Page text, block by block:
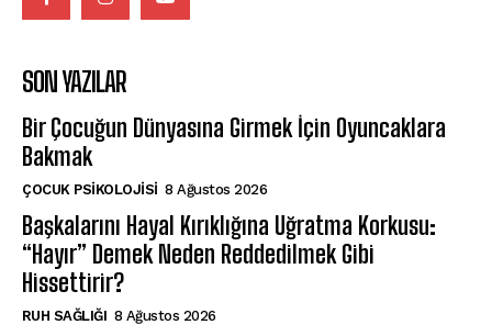
SON YAZILAR
Bir Çocuğun Dünyasına Girmek İçin Oyuncaklara
Bakmak
ÇOCUK PSIKOLOJISI 8 Ağustos 2026
Başkalarını Hayal Kırıklığına Uğratma Korkusu:
“Hayır” Demek Neden Reddedilmek Gibi
Hissettirir?
⁠RUH SAĞLIĞI 8 Ağustos 2026